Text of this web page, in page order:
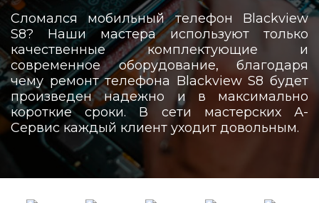
Сломался мобильный телефон Blackview
S8? Наши мастера используют только
качественные комплектующие и
современное оборудование, благодаря
чему ремонт телефона Blackview S8 будет
произведен надежно и в максимально
короткие сроки. В сети мастерских А-
Сервис каждый клиент уходит довольным.